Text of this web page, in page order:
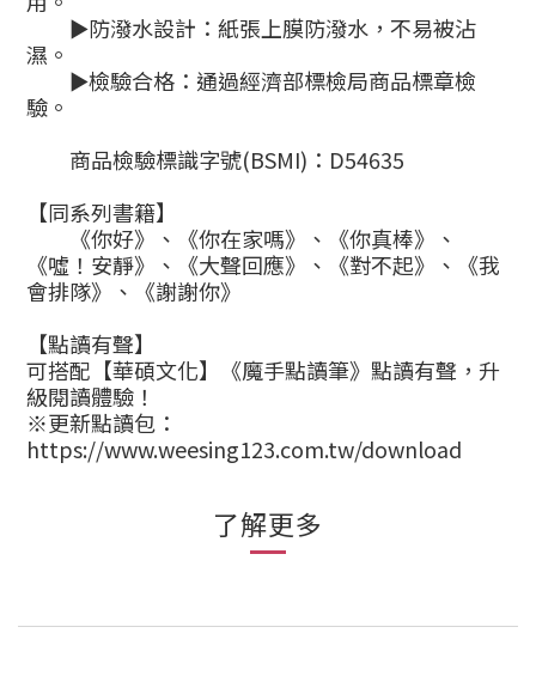
►防潑水設計：紙張上膜防潑水，不易被沾
濕。
►檢驗合格：通過經濟部標檢局商品標章檢
驗。
商品檢驗標識字號(BSMI) ： D54635
【同系列書籍】
《你好》、《你在家嗎》、《你真棒》、
《噓！安靜》、《大聲回應》、《對不起》、《我
會排隊》、《謝謝你》
【點讀有聲】
可搭配【華碩文化】《魔手點讀筆》點讀有聲，升
級閱讀體驗！
※更新點讀包：
https://www.weesing123.com.tw/download
了解更多